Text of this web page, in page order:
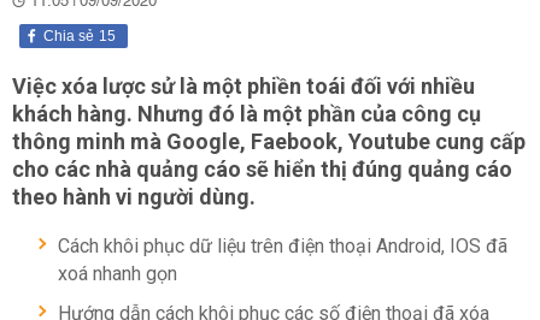
15
Chia sẻ
Việc xóa lược sử là một phiền toái đối với nhiều
khách hàng. Nhưng đó là một phần của công cụ
thông minh mà Google, Faebook, Youtube cung cấp
cho các nhà quảng cáo sẽ hiển thị đúng quảng cáo
theo hành vi người dùng.
Cách khôi phục dữ liệu trên điện thoại Android, IOS đã
xoá nhanh gọn
Hướng dẫn cách khôi phục các số điện thoại đã xóa